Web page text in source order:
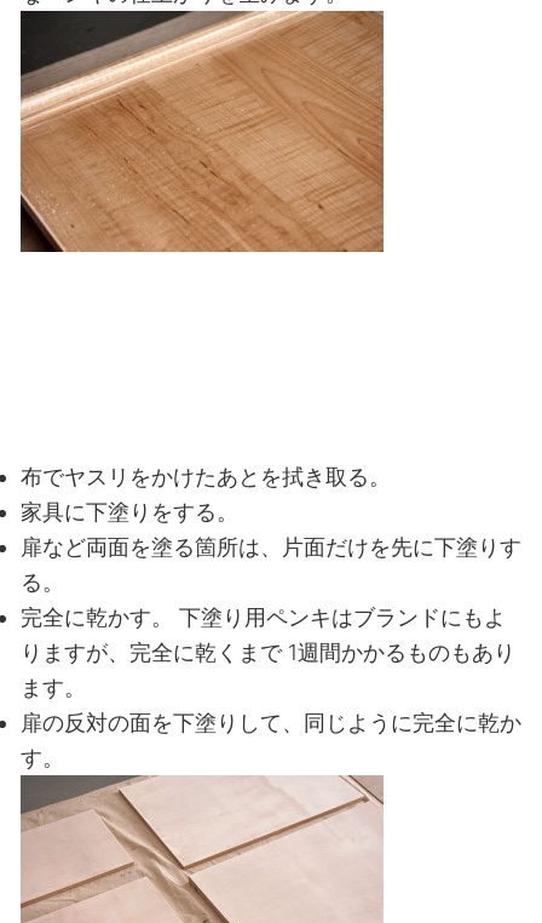
布でヤスリをかけたあとを拭き取る。
家具に下塗りをする。
扉など両面を塗る箇所は、片面だけを先に下塗りす
る。
完全に乾かす。
下塗り用ペンキはブランドにもよ
りますが、完全に乾くまで1週間かかるものもあり
ます。
扉の反対の面を下塗りして、同じように完全に乾か
す。